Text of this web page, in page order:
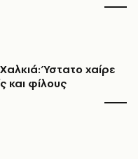
Ύστατο χαίρε
και φίλους